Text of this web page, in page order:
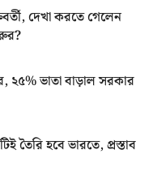
দেখা করতে গেলেন
২৫% ভাতা বাড়াল সরকার
তৈরি হবে ভারতে, প্রস্তাব